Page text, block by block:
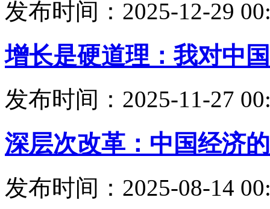
发布时间：2025-12-29
增长是硬道理：我对中
发布时间：2025-11-27
深层次改革：中国经济
发布时间：2025-08-14